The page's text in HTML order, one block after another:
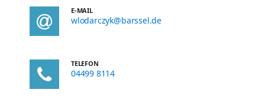
E-MAIL
wlodarczyk@barssel.de
TELEFON
04499 8114